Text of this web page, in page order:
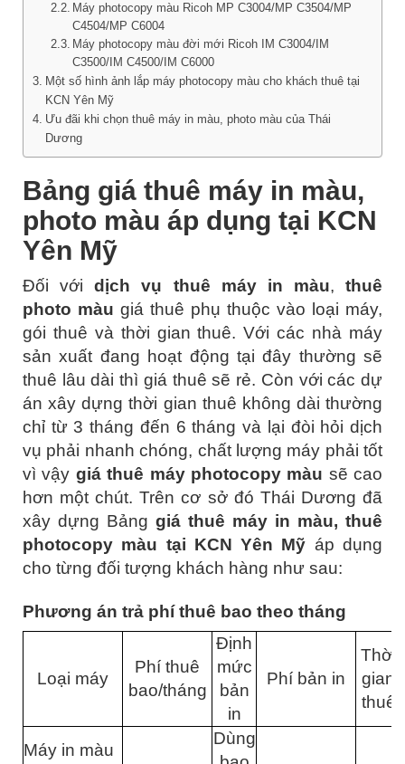
Máy photocopy màu Ricoh MP C3004/MP C3504/MP
C4504/MP C6004
Máy photocopy màu đời mới Ricoh IM C3004/IM
C3500/IM C4500/IM C6000
Một số hình ảnh lắp máy photocopy màu cho khách thuê tại
KCN Yên Mỹ
Ưu đãi khi chọn thuê máy in màu, photo màu của Thái
Dương
Bảng giá thuê máy in màu,
photo màu áp dụng tại KCN
Yên Mỹ
Đối vớidịch vụ thuê máy in màu, thuê
photo màu giá thuê phụ thuộc vào loại máy,
gói thuê và thời gian thuê. Với các nhà máy
sản xuất đang hoạt động tại đây thường sẽ
thuê lâu dài thì giá thuê sẽ rẻ. Còn với các dự
án xây dựng thời gian thuê không dài thường
chỉ từ 3 tháng đến 6 tháng và lại đòi hỏi dịch
vụ phải nhanh chóng, chất lượng máy phải tốt
vì vậy giá thuê máy photocopy màu sẽ cao
hơn một chút. Trên cơ sở đó Thái Dương đã
xây dựng Bảng giá thuê máy in màu, thuê
photocopy màu tại KCN Yên Mỹ áp dụng
cho từng đối tượng khách hàng như sau:
Phương án trả phí thuê bao theo tháng
Loại máy
Phí thuê
bao/tháng
Định
mức
bản
in
Phí bản in
Thời
gian
thuê
Máy in màu
Dùng